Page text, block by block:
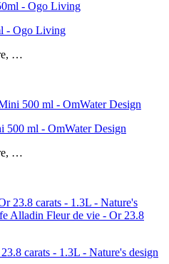
- Ogo Living
…
500 ml - OmWater Design
…
carats - 1.3L - Nature's design